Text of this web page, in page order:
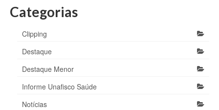
Categorias
Clipping
Destaque
Destaque Menor
Informe Unafisco Saúde
Notícias